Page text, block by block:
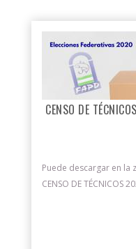
CENSO DE
Puede descargar en la
CENSO DE TÉCNICOS